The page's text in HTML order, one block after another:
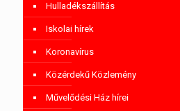
Hulladékszállítás
Iskolai hírek
Koronavírus
Közérdekű Közlemény
Művelődési Ház hírei